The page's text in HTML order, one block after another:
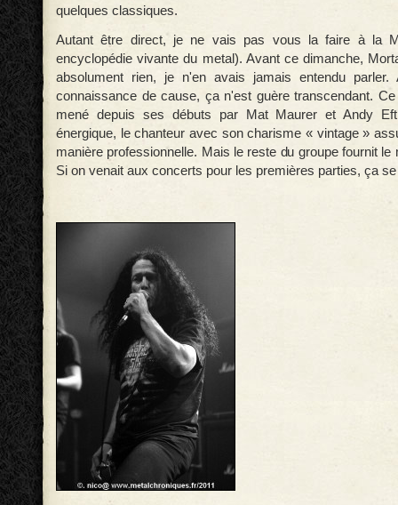
quelques classiques.
Autant être direct, je ne vais pas vous la faire à la
encyclopédie vivante du metal). Avant ce dimanche,
absolument rien, je n'en avais jamais entendu parler.
connaissance de cause, ça n'est guère transcendant.
mené depuis ses débuts par Mat Maurer et Andy
énergique, le chanteur avec son charisme « vintage »
manière professionnelle. Mais le reste du groupe fournit
Si on venait aux concerts pour les premières parties, ça